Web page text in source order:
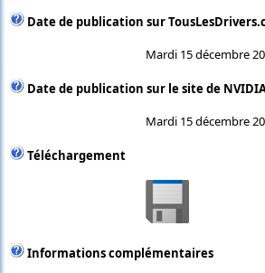
Date de publication sur
Mardi 15 décembre
Date de publication sur le site de
Mardi 15 décembre
Téléchargement
Informations complémentaires